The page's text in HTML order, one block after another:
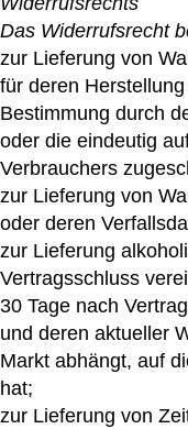
Das Widerrufsrecht
zur Lieferung von
für deren
Bestimmung durch
oder die eindeutig
Verbrauchers
zur Lieferung von
oder deren
zur Lieferung
Vertragsschluss
30 Tage nach
und deren aktueller
Markt abhängt, auf
hat;
zur Lieferung von